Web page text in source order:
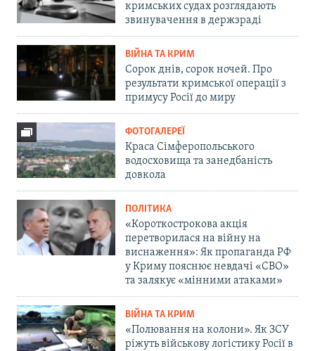
кримських судах розглядають
звинувачення в держзраді
ВІЙНА ТА КРИМ
Сорок днів, сорок ночей. Про
результати кримської операції з
примусу Росії до миру
ФОТОГАЛЕРЕЇ
Краса Сімферопольського
водосховища та занедбаність
довкола
ПОЛІТИКА
«Короткострокова акція
перетворилася на війну на
виснаження»: Як пропаганда РФ
у Криму пояснює невдачі «СВО»
та залякує «мінними атаками»
ВІЙНА ТА КРИМ
«Полювання на колони». Як ЗСУ
ріжуть військову логістику Росії в